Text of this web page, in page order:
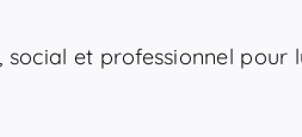
et professionnel pour